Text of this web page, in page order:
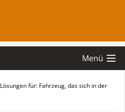
Menü
Lösungen für: Fahrzeug, das sich in der